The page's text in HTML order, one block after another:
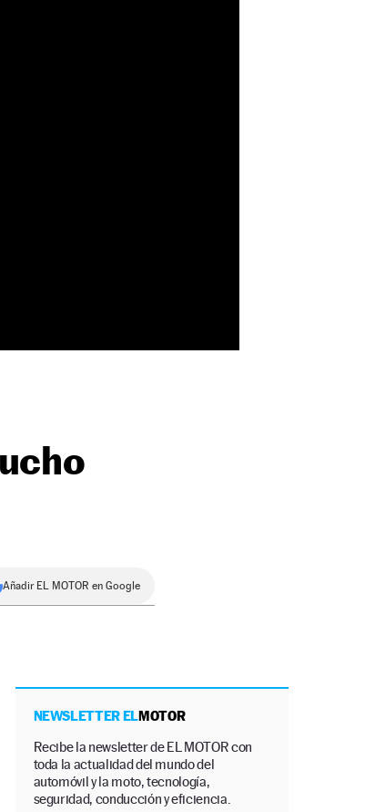
Añadir EL MOTOR en Google
NEWSLETTER ELMOTOR
Recibe la newsletter de EL MOTOR con
toda la actualidad del mundo del
automóvil y la moto, tecnología,
seguridad, conducción y eficiencia.